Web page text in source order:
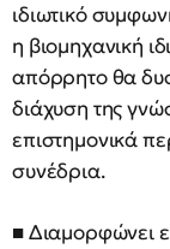
ιδιωτικό
η βιομηχανική
απόρρητο θα
διάχυση της
επιστημονικά
συνέδρια.
■ Διαμορφώνει